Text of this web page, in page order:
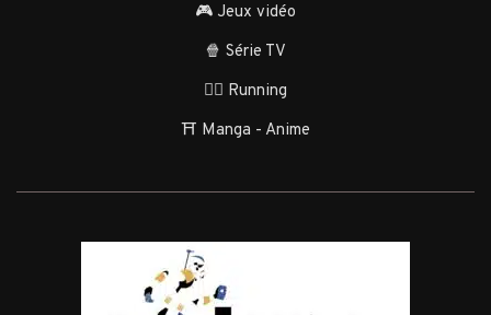
🎮 Jeux vidéo
🍿 Série TV
🏃‍♂️ Running
⛩️ Manga - Anime